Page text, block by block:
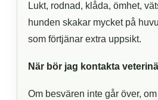
Lukt, rodnad, klåda, ömhet,
hunden skakar mycket på
som förtjänar extra uppsikt.
När bör jag kontakta
Om besvären inte går över,